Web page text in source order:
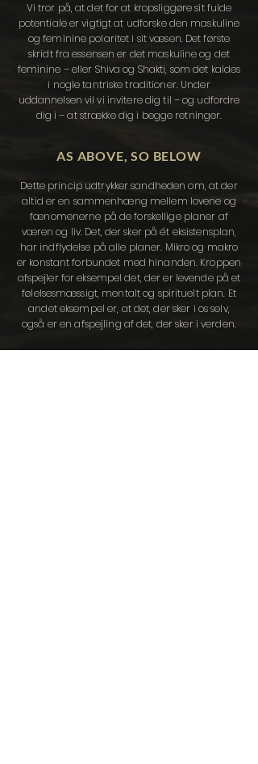
Vi tror på, at det for at kropsliggøre sit fulde
potentiale er vigtigt at udforske den maskuline
og feminine polaritet i sit væsen. Det første
skridt fra essensen er det maskuline og det
feminine – eller Shiva og Shakti, som det kaldes
i nogle tantriske traditioner. Under
uddannelsen vil vi invitere dig til – og udfordre
dig i – at strække dig i begge retninger.
AS ABOVE, SO BELOW
Dette princip udtrykker sandheden om, at der
altid er en sammenhæng mellem lovene og
fænomenerne på de forskellige planer af
væren og liv. Det, der sker på ét eksistensplan,
har indflydelse på alle planer. Mikro og makro
er konstant forbundet med hinanden. Kroppen
afspejler for eksempel det, der er levende på et
følelsesmæssigt, mentalt og spirituelt plan. Et
andet eksempel er, at det, der sker i os selv,
også er en afspejling af det, der sker i verden.